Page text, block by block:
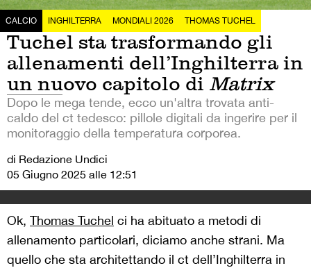
CALCIO INGHILTERRA MONDIALI 2026 THOMAS TUCHEL
Tuchel sta trasformando gli
allenamenti dell’Inghilterra in
un nuovo capitolo di Matrix
Dopo le mega tende, ecco un'altra trovata anti-
caldo del ct tedesco: pillole digitali da ingerire per il
monitoraggio della temperatura corporea.
di Redazione Undici
05 Giugno 2025 alle 12:51
Ok, Thomas Tuchel ci ha abituato a metodi di
allenamento particolari, diciamo anche strani. Ma
quello che sta architettando il ct dell’Inghilterra in